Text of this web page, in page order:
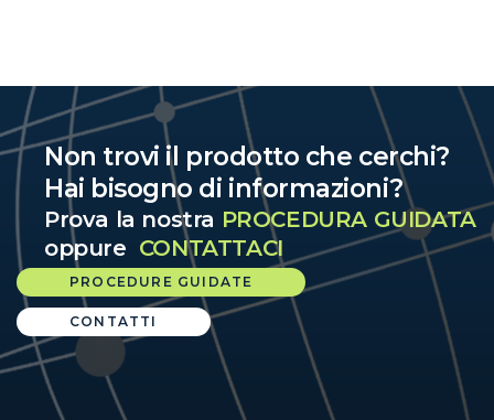
Non trovi il prodotto che cerchi?
Hai bisogno di informazioni?
Prova la nostra PROCEDURA GUIDATA
oppure CONTATTACI
PROCEDURE GUIDATE
CONTATTI